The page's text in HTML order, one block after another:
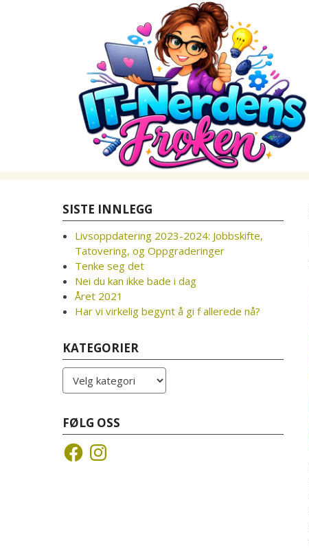
SISTE INNLEGG
Livsoppdatering 2023-2024: Jobbskifte,
Tatovering, og Oppgraderinger
Tenke seg det
Nei du kan ikke bade i dag
Året 2021
Har vi virkelig begynt å gi f allerede nå?
KATEGORIER
Kategorier
FØLG OSS
FacebookInstagram